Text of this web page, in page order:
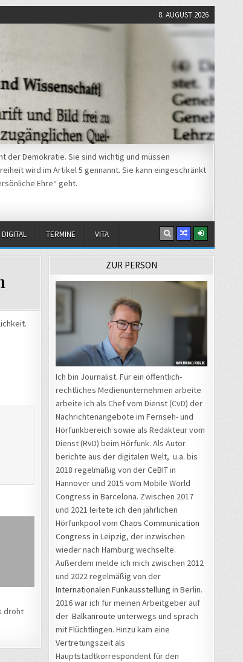
8. AUGUST 2026
der Demokratie. Sie sind wichtig und müssen
wird im Artikel 5 gennannt. Sie kann eingeschränkt
Ehre“ geht.
DIGITAL TERMINE VITA
droht
ZUR PERSON
Ich bin Journalist. Für ein öffentlich-
rechtliches Medienunternehmen arbeite
arbeite ich als Chef vom Dienst (CvD) der
Nachrichtenangebote im Fernseh- und
Hörfunkbereich sowie als Redakteur vom
Dienst (RvD) beim Hörfunk. Als Autor
berichte aus der digitalen Welt, u.a. bis
2018 regelmäßig von der CeBIT in
Hannover und 2015 vom Mobile World
Congress in Barcelona. Zwischen 2017
und 2021 leitete ich den jährlichen
Hörfunkpool vom Chaos Communication
Congress in Leipzig, der inzwischen
wieder nach Hamburg wechselte.
Außerdem melde ich mich zwischen 2012
und 2022 regelmäßig von der
Internationalen Funkausstellung in Berlin.
2016 war ich für meinen Arbeitgeber auf
der Balkanroute unterwegs und sprach
mit Flüchtlingen. Hinzu kam eine
Vertretungszeit als
Hauptstadtkorrespondent für den